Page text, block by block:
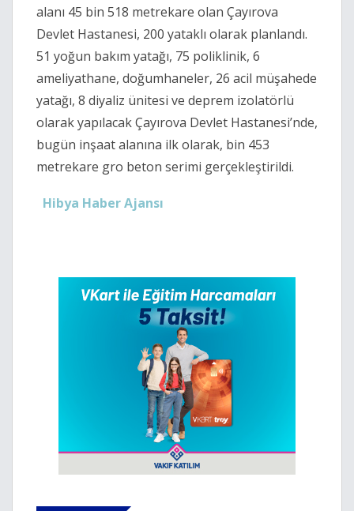
alanı 45 bin 518 metrekare olan Çayırova
Devlet Hastanesi, 200 yataklı olarak planlandı.
51 yoğun bakım yatağı, 75 poliklinik, 6
ameliyathane, doğumhaneler, 26 acil müşahede
yatağı, 8 diyaliz ünitesi ve deprem izolatörlü
olarak yapılacak Çayırova Devlet Hastanesi’nde,
bugün inşaat alanına ilk olarak, bin 453
metrekare gro beton serimi gerçekleştirildi.
Hibya Haber Ajansı